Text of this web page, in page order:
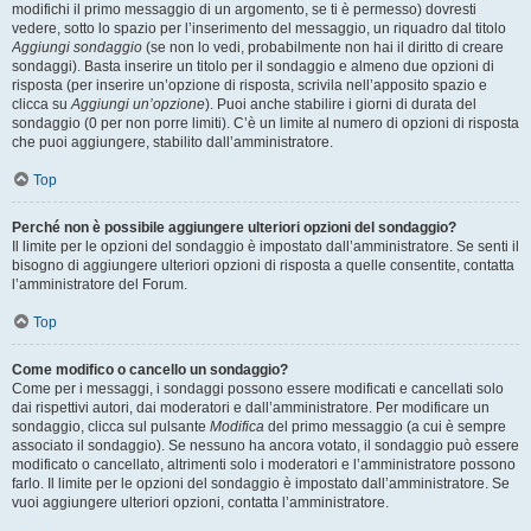
modifichi il primo messaggio di un argomento, se ti è permesso) dovresti
vedere, sotto lo spazio per l’inserimento del messaggio, un riquadro dal titolo
Aggiungi sondaggio (se non lo vedi, probabilmente non hai il diritto di creare
sondaggi). Basta inserire un titolo per il sondaggio e almeno due opzioni di
risposta (per inserire un’opzione di risposta, scrivila nell’apposito spazio e
clicca suAggiungi un’opzione). Puoi anche stabilire i giorni di durata del
sondaggio (0 per non porre limiti). C’è un limite al numero di opzioni di risposta
che puoi aggiungere, stabilito dall’amministratore.
Top
Perché non è possibile aggiungere ulteriori opzioni del sondaggio?
Il limite per le opzioni del sondaggio è impostato dall’amministratore. Se senti il
bisogno di aggiungere ulteriori opzioni di risposta a quelle consentite, contatta
l’amministratore del Forum.
Top
Come modifico o cancello un sondaggio?
Come per i messaggi, i sondaggi possono essere modificati e cancellati solo
dai rispettivi autori, dai moderatori e dall’amministratore. Per modificare un
sondaggio, clicca sul pulsante Modifica del primo messaggio (a cui è sempre
associato il sondaggio). Se nessuno ha ancora votato, il sondaggio può essere
modificato o cancellato, altrimenti solo i moderatori e l’amministratore possono
farlo. Il limite per le opzioni del sondaggio è impostato dall’amministratore. Se
vuoi aggiungere ulteriori opzioni, contatta l’amministratore.